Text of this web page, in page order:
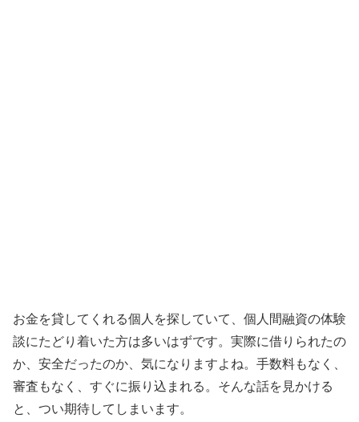
お金を貸してくれる個人を探していて、個人間融資の体験
談にたどり着いた方は多いはずです。実際に借りられたの
か、安全だったのか、気になりますよね。手数料もなく、
審査もなく、すぐに振り込まれる。そんな話を見かける
と、つい期待してしまいます。